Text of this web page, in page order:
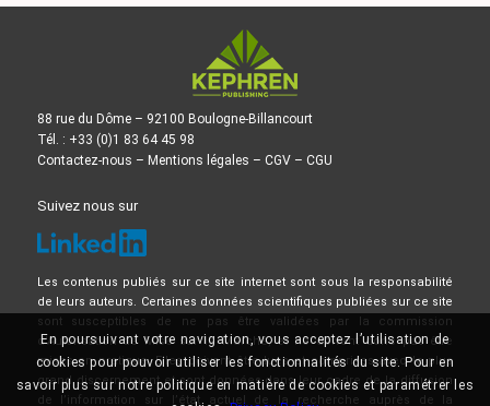
88 rue du Dôme – 92100 Boulogne-Billancourt
Tél. : +33 (0)1 83 64 45 98
Contactez-nous – Mentions légales – CGV– CGU
Suivez nous sur
Les contenus publiés sur ce site internet sont sous la responsabilité
de leurs auteurs. Certaines données scientifiques publiées sur ce site
sont susceptibles de ne pas être validées par la commission
d’Autorisation de Mise sur le Marché, et ne doivent donc pas être
mises en pratique. Elles doivent être lues et comprises avec le plus
grand discernement et sont données dans leur cadre de la diffusion
de l’information sur l’état actuel de la recherche auprès de la
En poursuivant votre navigation, vous acceptez l’utilisation de
cookies pour pouvoir utiliser les fonctionnalités du site. Pour en
savoir plus sur notre politique en matière de cookies et paramétrer les